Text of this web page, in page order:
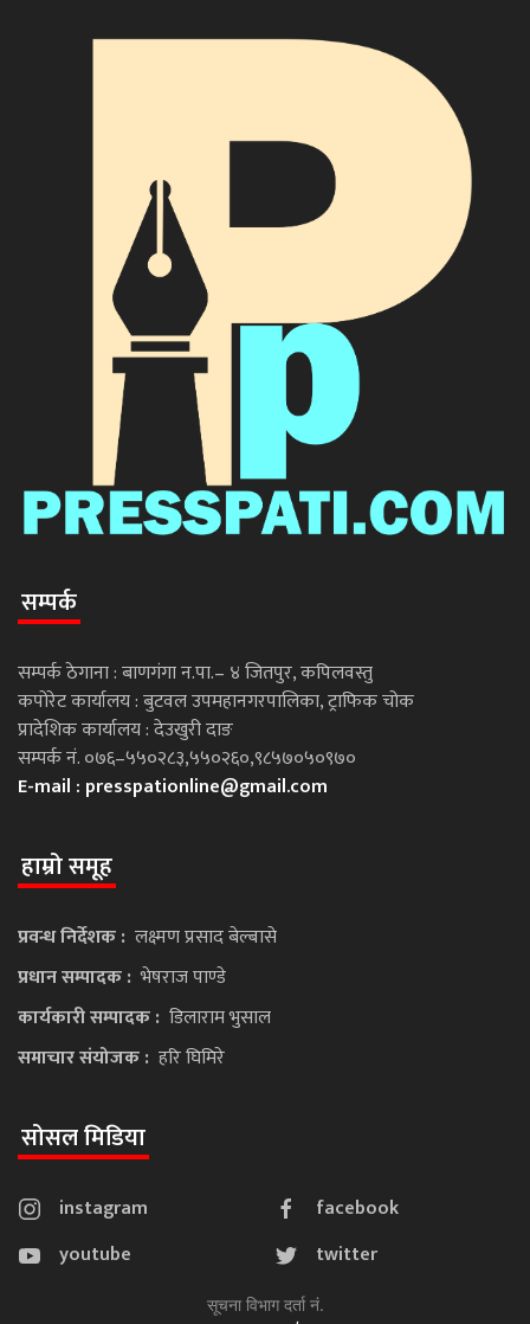
सम्पर्क
सम्पर्क ठेगाना : बाणगंगा न.पा.– ४ जितपुर, कपिलवस्तु
कपोरेट कार्यालय : बुटवल उपमहानगरपालिका, ट्राफिक चोक
प्रादेशिक कार्यालय : देउखुरी दाङ
सम्पर्क नं. ०७६–५५०२८३,५५०२६०,९८५७०५०९७०
E-mail : presspationline@gmail.com
हाम्रो समूह
प्रवन्ध निर्देशक : लक्ष्मण प्रसाद बेल्बासे
प्रधान सम्पादक : भेषराज पाण्डे
कार्यकारी सम्पादक : डिलाराम भुसाल
समाचार संयोजक : हरि घिमिरे
सोसल मिडिया
instagram
facebook
youtube
twitter
सूचना विभाग दर्ता नं.